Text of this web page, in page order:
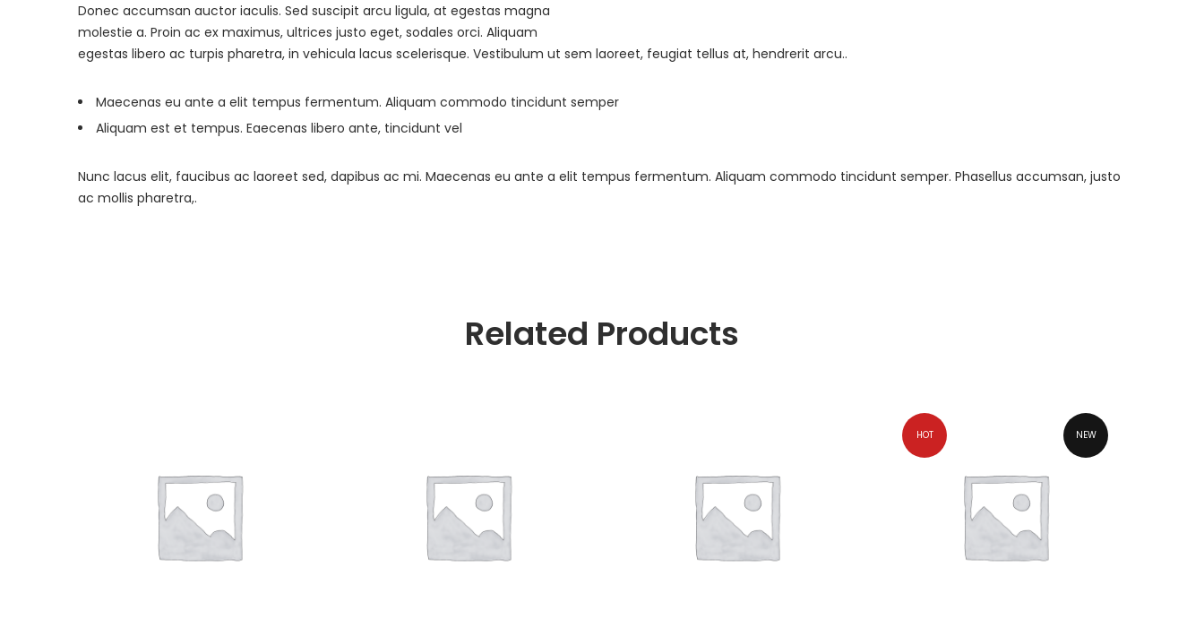
Donec accumsan auctor iaculis. Sed suscipit arcu ligula, at egestas magna
molestie a. Proin ac ex maximus, ultrices justo eget, sodales orci. Aliquam
egestas libero ac turpis pharetra, in vehicula lacus scelerisque. Vestibulum ut sem laoreet, feugiat tellus at, hendrerit arcu..
Maecenas eu ante a elit tempus fermentum. Aliquam commodo tincidunt semper
Aliquam est et tempus. Eaecenas libero ante, tincidunt vel
Nunc lacus elit, faucibus ac laoreet sed, dapibus ac mi. Maecenas eu ante a elit tempus fermentum. Aliquam commodo tincidunt semper. Phasellus accumsan, justo
ac mollis pharetra,.
Related Products
HOT NEW